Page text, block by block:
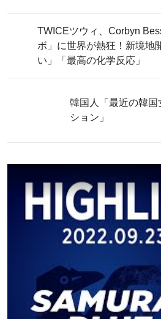
TWICEツウィ、Corbyn
ボ」に世界が熱狂！新境地
い」「最高の化学反応」
韓国人「最近の韓
ション」